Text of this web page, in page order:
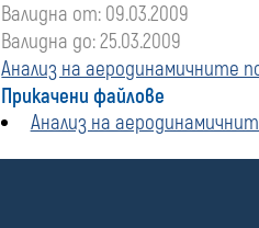
Валидна от: 09.03.2009
Валидна до: 25.03.2009
Анализ на аеродинамичните
Прикачени файлове
Анализ на